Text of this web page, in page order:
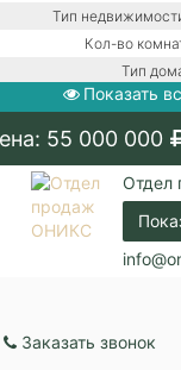
Тип
Кол-во
Тип
Показать
55 000 000
Заказать звонок